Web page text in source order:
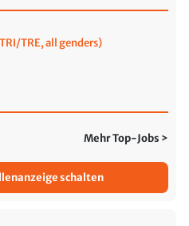
TRE, all genders)
Mehr Top-Jobs >
schalten